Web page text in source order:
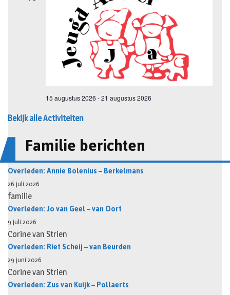
Bekijk alle Activiteiten
Familie berichten
Overleden: Annie Bolenius – Berkelmans
26 juli 2026
familie
Overleden: Jo van Geel – van Oort
9 juli 2026
Corine van Strien
Overleden: Riet Scheij – van Beurden
29 juni 2026
Corine van Strien
Overleden: Zus van Kuijk – Pollaerts